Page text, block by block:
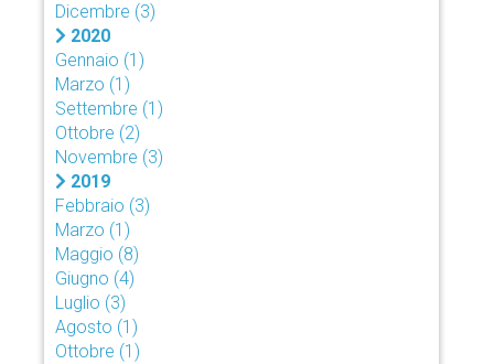
Dicembre (3)
2020
Gennaio (1)
Marzo (1)
Settembre (1)
Ottobre (2)
Novembre (3)
2019
Febbraio (3)
Marzo (1)
Maggio (8)
Giugno (4)
Luglio (3)
Agosto (1)
Ottobre (1)